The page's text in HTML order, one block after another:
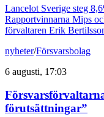
Lancelot Sverige steg
Rapportvinnarna Mips
förvaltaren Erik
nyheter/Försvarsbolag
6 augusti, 17:03
förutsättningar”